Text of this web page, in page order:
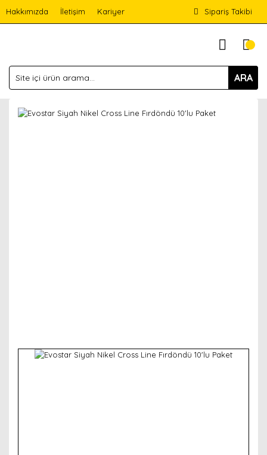
Hakkımızda İletişim Kariyer Sipariş Takibi
ARA